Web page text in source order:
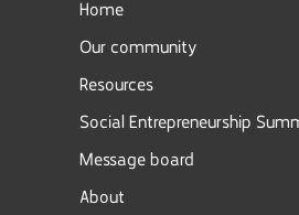
Home
Our community
Resources
Social Entrepreneurship
Message board
About